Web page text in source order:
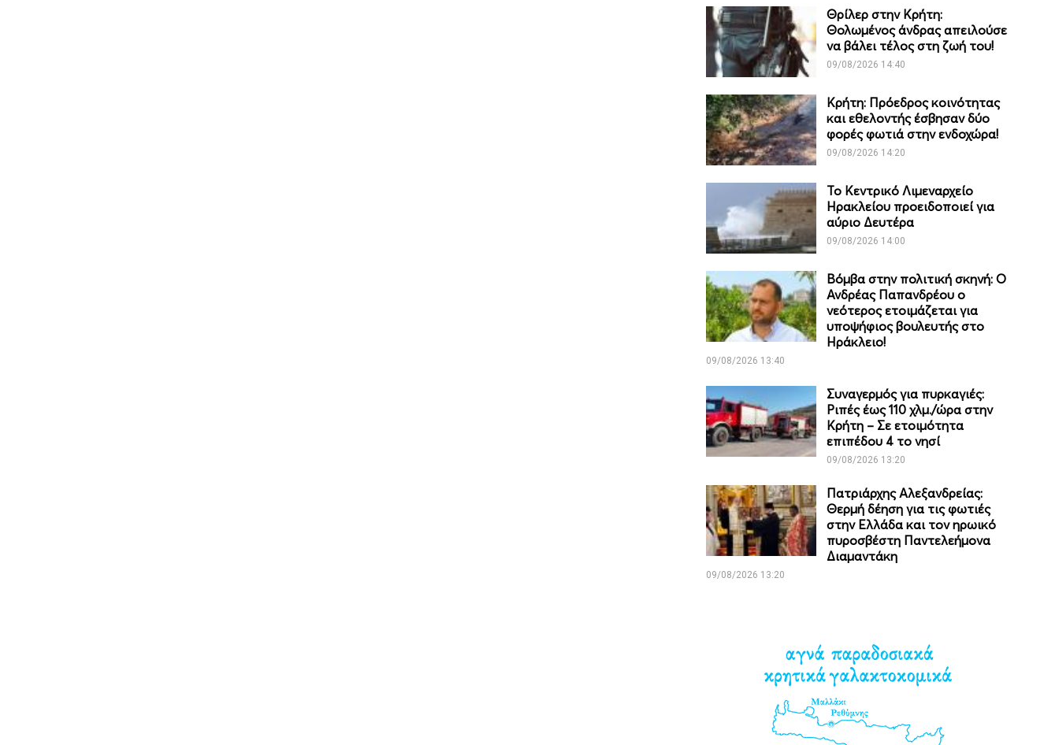
Θρίλερ στην Κρήτη:
Θολωμένος άνδρας απειλούσε
να βάλει τέλος στη ζωή του!
09/08/2026 14:40
Κρήτη: Πρόεδρος κοινότητας
και εθελοντής έσβησαν δύο
φορές φωτιά στην ενδοχώρα!
09/08/2026 14:20
Το Κεντρικό Λιμεναρχείο
Ηρακλείου προειδοποιεί για
αύριο Δευτέρα
09/08/2026 14:00
Βόμβα στην πολιτική σκηνή: Ο
Ανδρέας Παπανδρέου ο
νεότερος ετοιμάζεται για
υποψήφιος βουλευτής στο
Ηράκλειο!
09/08/2026 13:40
Συναγερμός για πυρκαγιές:
Ριπές έως 110 χλμ./ώρα στην
Κρήτη – Σε ετοιμότητα
επιπέδου 4 το νησί
09/08/2026 13:20
Πατριάρχης Αλεξανδρείας:
Θερμή δέηση για τις φωτιές
στην Ελλάδα και τον ηρωικό
πυροσβέστη Παντελεήμονα
Διαμαντάκη
09/08/2026 13:20